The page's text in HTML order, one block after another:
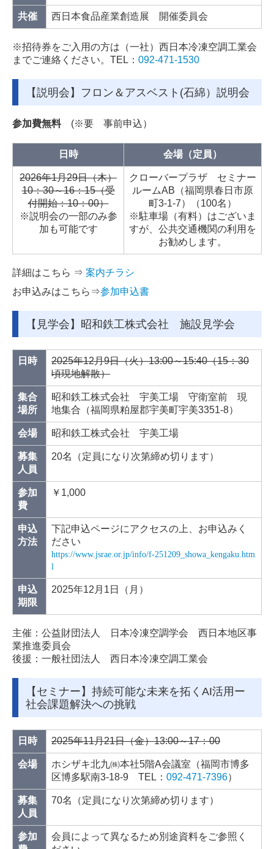
共催 西日本食品産業創造展 開催委員会
※招待券をご入用の方は（一社）西日本冷凍空調工業会
までご連絡ください。TEL： 092-471-1530
【説明会】フロン＆アスベスト(石綿）説明会
参加費無料(※要 事前申込）
日時 会場（定員）
2026年1月29日（木）
10：30～16：15（受
付開始：10：00）
※説明会の一部のみ参
加も可能です
クローバープラザ セミナー
ルームAB（福岡県春日市原
町3-1-7）（100名）
※駐車場（有料）はございま
すが、公共交通機関の利用を
お勧めします。
詳細はこちら ⇒ 案内チラシ
お申込みはこちら⇒参加申込書
【見学会】昭和鉄工株式会社 施設見学会
日時
2025年12月9日（火）13:00～15:40（15：30
頃現地解散）
集合
場所
昭和鉄工株式会社 宇美工場 守衛室前 現
地集合（福岡県粕屋郡宇美町宇美3351-8）
会場 昭和鉄工株式会社 宇美工場
募集
人員
20名（定員になり次第締め切ります）
参加
費
￥1,000
申込
方法
下記申込ページにアクセスの上、お申込みく
ださい
https://www.jsrae.or.jp/info/f-251209_showa_kengaku.htm
l
申込
期限
2025年12月1日（月）
主催：公益財団法人 日本冷凍空調学会 西日本地区事
業推進委員会
後援：一般社団法人 西日本冷凍空調工業会
【セミナー】持続可能な未来を拓くAI活用ー
社会課題解決への挑戦
日時 2025年11月21日（金）13:00～17：00
会場
ホシザキ北九㈱本社5階A会議室（福岡市博多
区博多駅南3-18-9 TEL： 092-471-7396）
募集
人員
70名（定員になり次第締め切ります）
参加
会員によって異なるため別途資料をご参照く